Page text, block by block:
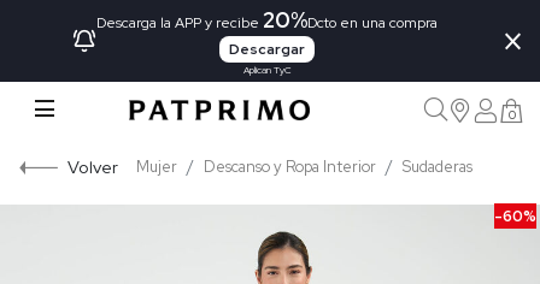
Descarga la APP y recibe 20%Dcto en una compra
Descargar
Aplican TyC
×
0
Volver Mujer Descanso y Ropa Interior Sudaderas
-60%